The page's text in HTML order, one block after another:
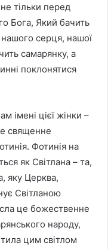
тільки перед
Бога, Який бачить
нашого серця, нашої
самарянку, а
поклонятися
імені цієї жінки –
священне
Фотинія на
як Світлана – та,
яку Церква,
Світланою
це божественне
народу,
цим світлом